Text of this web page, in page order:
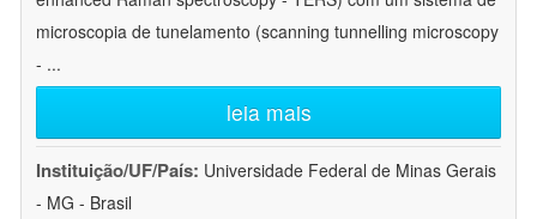
microscopia de tunelamento (scanning tunnelling microscopy
- ...
leia mais
Instituição/UF/País: Universidade Federal de Minas Gerais
- MG - Brasil